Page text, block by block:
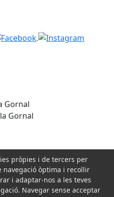
Gornal
Gornal
pròpies i de tercers per
òptima i recollir
i adaptar-nos a les teves
Navegar sense acceptar